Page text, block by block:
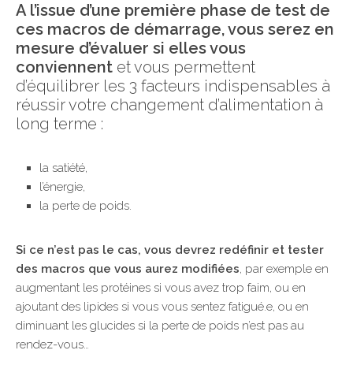
A l’issue d’une première phase de test de
ces macros de démarrage, vous serez en
mesure d’évaluer si elles vous
conviennent et vous permettent
d’équilibrer les 3 facteurs indispensables à
réussir votre changement d’alimentation à
long terme :
la satiété,
l’énergie,
la perte de poids.
Si ce n’est pas le cas, vous devrez redéfinir et tester
des macros que vous aurez modifiées, par exemple en
augmentant les protéines si vous avez trop faim, ou en
ajoutant des lipides si vous vous sentez fatigué.e, ou en
diminuant les glucides si la perte de poids n’est pas au
rendez-vous…